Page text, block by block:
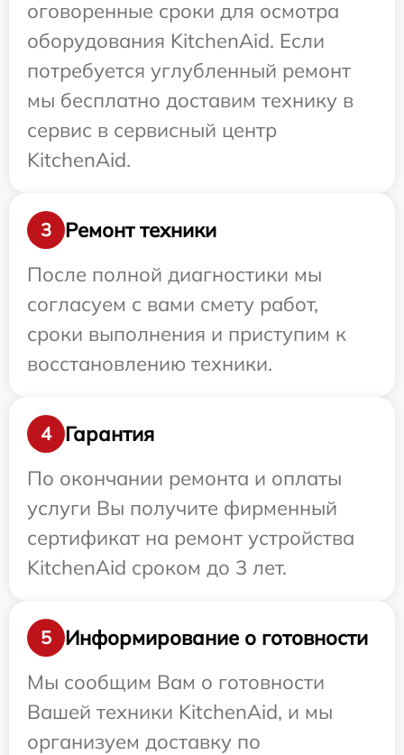
оговоренные сроки для осмотра
оборудования KitchenAid. Если
потребуется углубленный ремонт
мы бесплатно доставим технику в
сервис в сервисный центр
KitchenAid.
3
Ремонт техники
После полной диагностики мы
согласуем с вами смету работ,
сроки выполнения и приступим к
восстановлению техники.
4
Гарантия
По окончании ремонта и оплаты
услуги Вы получите фирменный
сертификат на ремонт устройства
KitchenAid сроком до 3 лет.
5
Информирование о готовности
Мы сообщим Вам о готовности
Вашей техники KitchenAid, и мы
организуем доставку по